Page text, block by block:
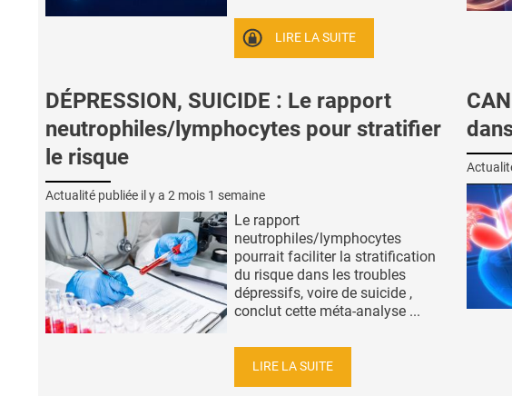
LIRE LA SUITE
DÉPRESSION, SUICIDE : Le rapport
neutrophiles/lymphocytes pour stratifier
le risque
Actualité publiée il y a 2 mois 1 semaine
Le rapport
neutrophiles/lymphocytes
pourrait faciliter la stratification
du risque dans les troubles
dépressifs, voire de suicide ,
conclut cette méta-analyse ...
LIRE LA SUITE